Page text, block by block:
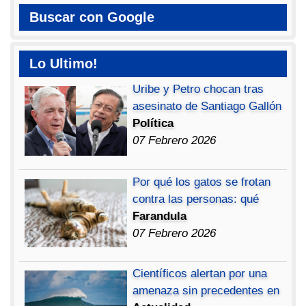
Buscar con Google
Lo Ultimo!
Uribe y Petro chocan tras
asesinato de Santiago Gallón
Política
07 Febrero 2026
Por qué los gatos se frotan
contra las personas: qué
Farandula
07 Febrero 2026
Científicos alertan por una
amenaza sin precedentes en